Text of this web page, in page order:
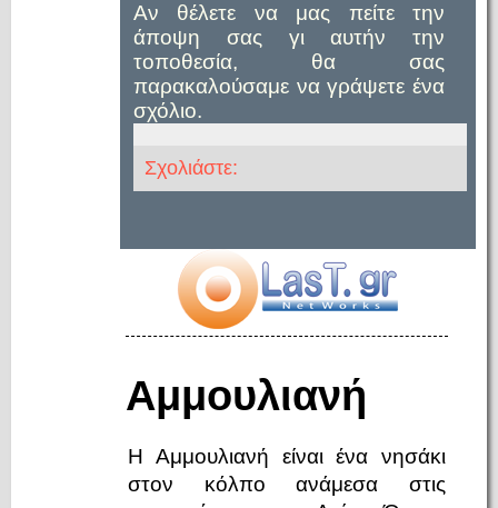
Αν θέλετε να μας πείτε την
άποψη σας γι αυτήν την
τοποθεσία, θα σας
παρακαλούσαμε να γράψετε ένα
σχόλιο.
Σχολιάστε:
Αμμουλιανή
Η Αμμουλιανή είναι ένα νησάκι
στον κόλπο ανάμεσα στις